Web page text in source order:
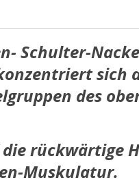
Schulter-
sich
des
rückwärtige
Muskulatur.